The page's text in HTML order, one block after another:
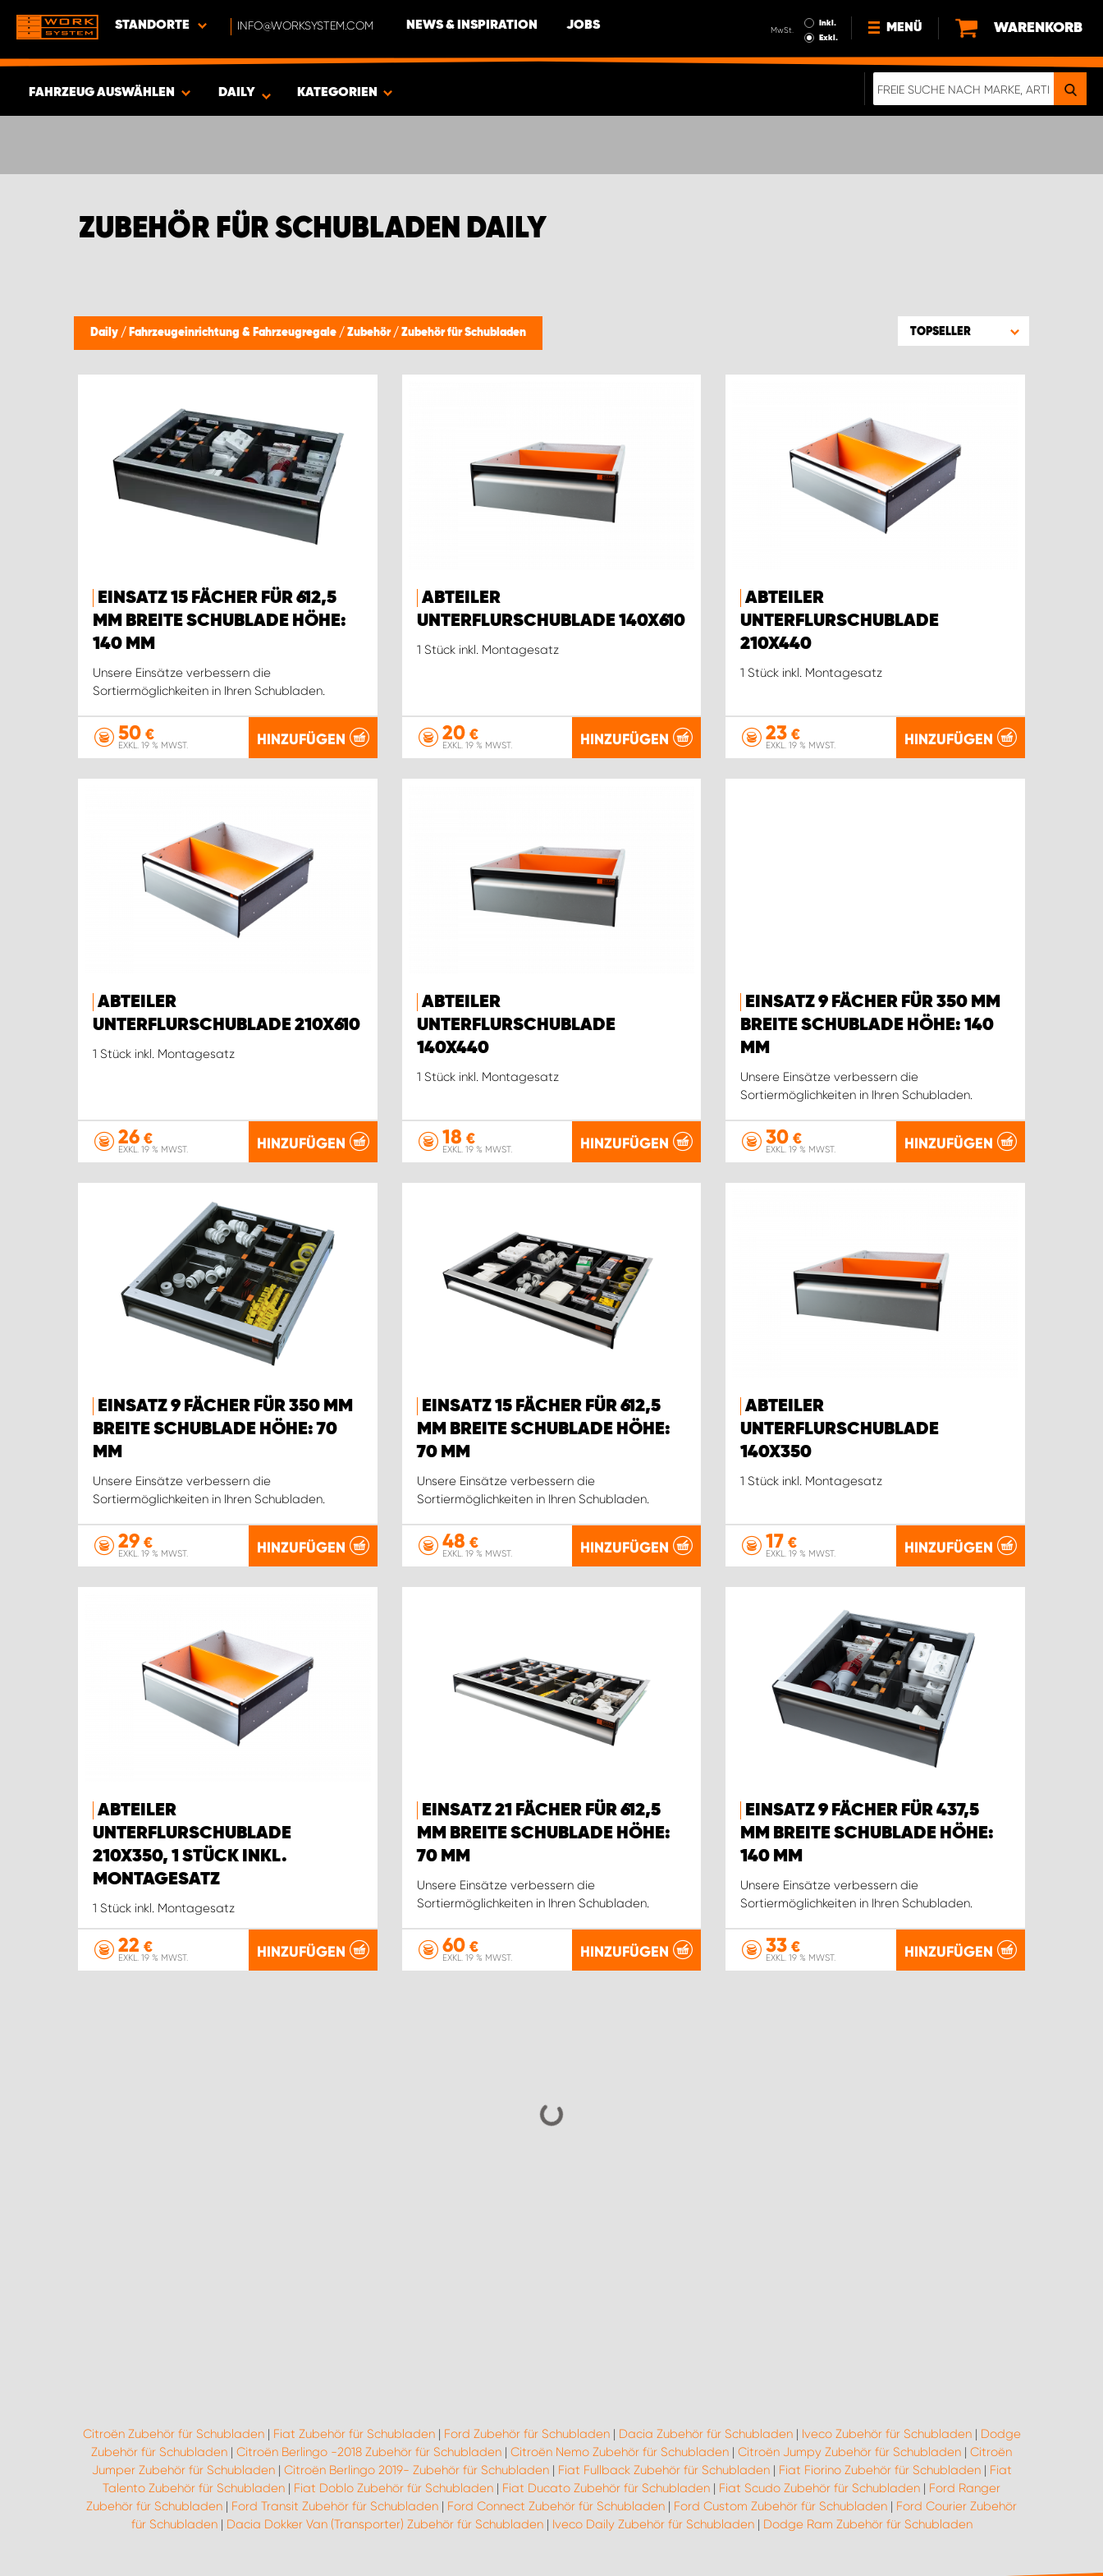
STANDORTE INFO@WORKSYSTEM.COM NEWS & INSPIRATION JOBS MwSt.
Inkl.
Exkl.
MENÜ
NEWS
WARENKORB
FAHRZEUG AUSWÄHLEN DAILY KATEGORIEN
ZUBEHÖR FÜR SCHUBLADEN DAILY
Daily / Fahrzeugeinrichtung & Fahrzeugregale / Zubehör / Zubehör für Schubladen TOPSELLER
EINSATZ 15 FÄCHER FÜR 612,5
MM BREITE SCHUBLADE HÖHE:
140 MM
Unsere Einsätze verbessern die
Sortiermöglichkeiten in Ihren Schubladen.
50 €
EXKL. 19 % MWST. HINZUFÜGEN
ABTEILER
UNTERFLURSCHUBLADE 140X610
1 Stück inkl. Montagesatz
20€
EXKL. 19 % MWST. HINZUFÜGEN
ABTEILER
UNTERFLURSCHUBLADE
210X440
1 Stück inkl. Montagesatz
23 €
EXKL. 19 % MWST. HINZUFÜGEN
ABTEILER
UNTERFLURSCHUBLADE 210X610
1 Stück inkl. Montagesatz
26 €
EXKL. 19 % MWST. HINZUFÜGEN
ABTEILER
UNTERFLURSCHUBLADE
140X440
1 Stück inkl. Montagesatz
18 €
EXKL. 19 % MWST. HINZUFÜGEN
EINSATZ 9 FÄCHER FÜR 350 MM
BREITE SCHUBLADE HÖHE: 140
MM
Unsere Einsätze verbessern die
Sortiermöglichkeiten in Ihren Schubladen.
30 €
EXKL. 19 % MWST. HINZUFÜGEN
EINSATZ 9 FÄCHER FÜR 350 MM
BREITE SCHUBLADE HÖHE: 70
MM
Unsere Einsätze verbessern die
Sortiermöglichkeiten in Ihren Schubladen.
29 €
EXKL. 19 % MWST. HINZUFÜGEN
EINSATZ 15 FÄCHER FÜR 612,5
MM BREITE SCHUBLADE HÖHE:
70 MM
Unsere Einsätze verbessern die
Sortiermöglichkeiten in Ihren Schubladen.
48 €
EXKL. 19 % MWST. HINZUFÜGEN
ABTEILER
UNTERFLURSCHUBLADE
140X350
1 Stück inkl. Montagesatz
17 €
EXKL. 19 % MWST. HINZUFÜGEN
ABTEILER
UNTERFLURSCHUBLADE
210X350, 1 STÜCK INKL.
MONTAGESATZ
1 Stück inkl. Montagesatz
22 €
EXKL. 19 % MWST. HINZUFÜGEN
EINSATZ 21 FÄCHER FÜR 612,5
MM BREITE SCHUBLADE HÖHE:
70 MM
Unsere Einsätze verbessern die
Sortiermöglichkeiten in Ihren Schubladen.
60€
EXKL. 19 % MWST. HINZUFÜGEN
EINSATZ 9 FÄCHER FÜR 437,5
MM BREITE SCHUBLADE HÖHE:
140 MM
Unsere Einsätze verbessern die
Sortiermöglichkeiten in Ihren Schubladen.
33 €
EXKL. 19 % MWST. HINZUFÜGEN
Citroën Zubehör für Schubladen| Fiat Zubehör für Schubladen| Ford Zubehör für Schubladen| Dacia Zubehör für Schubladen| Iveco Zubehör für Schubladen| Dodge
Zubehör für Schubladen | Citroën Berlingo -2018 Zubehör für Schubladen | Citroën Nemo Zubehör für Schubladen | Citroën Jumpy Zubehör für Schubladen | Citroën
Jumper Zubehör für Schubladen| Citroën Berlingo 2019- Zubehör für Schubladen| Fiat Fullback Zubehör für Schubladen| Fiat Fiorino Zubehör für Schubladen| Fiat
Talento Zubehör für Schubladen | Fiat Doblo Zubehör für Schubladen | Fiat Ducato Zubehör für Schubladen | Fiat Scudo Zubehör für Schubladen | Ford Ranger
Zubehör für Schubladen | Ford Transit Zubehör für Schubladen | Ford Connect Zubehör für Schubladen | Ford Custom Zubehör für Schubladen | Ford Courier Zubehör
für Schubladen| Dacia Dokker Van (Transporter) Zubehör für Schubladen| Iveco Daily Zubehör für Schubladen| Dodge Ram Zubehör für Schubladen